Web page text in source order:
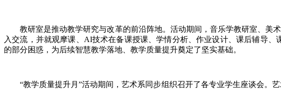
教研室是推动教学研究与改革的前沿阵地。活动期间，音乐学教研室、美术
入交流，并就观摩课、AI技术在备课授课、学情分析、作业设计、课后辅导
的部分困惑，为后续智慧教学落地、教学质量提升奠定了坚实基础。
“教学质量提升月”活动期间，艺术系同步组织召开了各专业学生座谈会。